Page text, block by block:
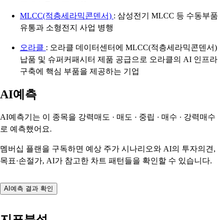
MLCC(적층세라믹콘덴서) : 삼성전기 MLCC 등 수동부품
유통과 소형전지 사업 병행
오라클 : 오라클 데이터센터에 MLCC(적층세라믹콘덴서)
납품 및 슈퍼커패시터 제품 공급으로 오라클의 AI 인프라
구축에 핵심 부품을 제공하는 기업
AI예측
AI예측기는 이 종목을 강력매도 · 매도 · 중립 · 매수 · 강력매수
로 예측했어요.
멤버십 플랜을 구독하면 예상 주가 시나리오와 AI의 투자의견,
목표·손절가, AI가 참고한 차트 패턴들을 확인할 수 있습니다.
AI예측 결과 확인